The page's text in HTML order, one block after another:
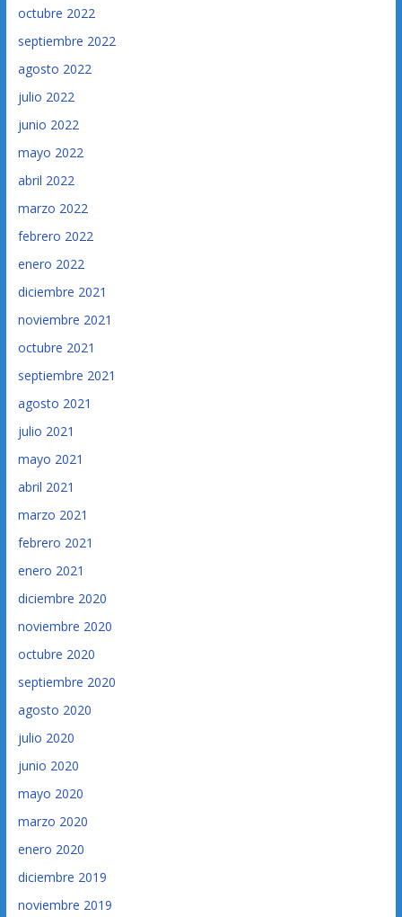
octubre 2022
septiembre 2022
agosto 2022
julio 2022
junio 2022
mayo 2022
abril 2022
marzo 2022
febrero 2022
enero 2022
diciembre 2021
noviembre 2021
octubre 2021
septiembre 2021
agosto 2021
julio 2021
mayo 2021
abril 2021
marzo 2021
febrero 2021
enero 2021
diciembre 2020
noviembre 2020
octubre 2020
septiembre 2020
agosto 2020
julio 2020
junio 2020
mayo 2020
marzo 2020
enero 2020
diciembre 2019
noviembre 2019